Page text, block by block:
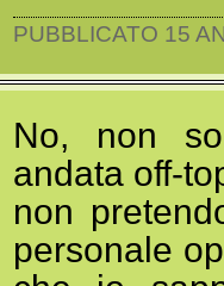
PUBBLICATO 15
No, non
andata off-
non
personale